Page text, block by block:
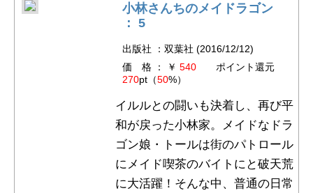
小林さんちのメイドラゴン
： 5
出版社 ：双葉社 (2016/12/12)
価 格 ： ￥ 540ポイント還元
270pt（50%）
イルルとの闘いも決着し、再び平
和が戻った小林家。メイドなドラ
ゴン娘・トールは街のパトロール
にメイド喫茶のバイトにと破天荒
に大活躍！そんな中、普通の日常